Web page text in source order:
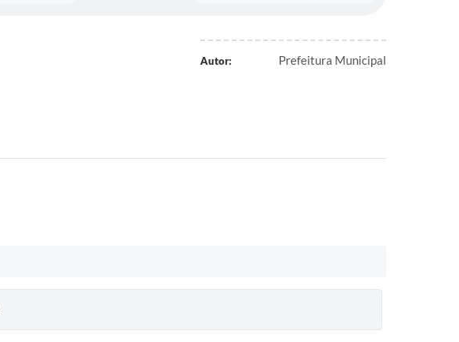
Autor: Prefeitura Municipal